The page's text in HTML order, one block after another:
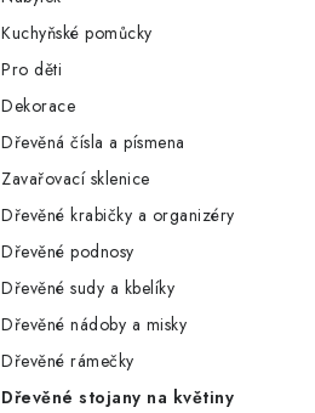
Kuchyňské pomůcky
Pro děti
Dekorace
Dřevěná čísla a písmena
Zavařovací sklenice
Dřevěné krabičky a organizéry
Dřevěné podnosy
Dřevěné sudy a kbelíky
Dřevěné nádoby a misky
Dřevěné rámečky
Dřevěné stojany na květiny